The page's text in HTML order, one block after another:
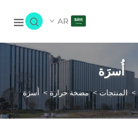
AR
أُسرَة
> المنتجات>مضخة حرارة > أُسرَة